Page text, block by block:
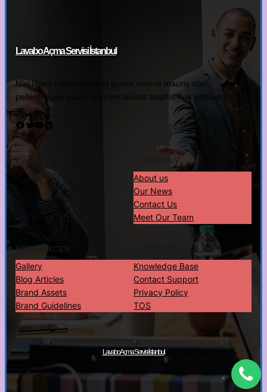
Lavabo Açma Servisi İstanbul
Nisl libero ullamcorper id ipsum viverra mauris non
pellentesque placerat lorem lacinia sagittis non pretium.
Facebook Twitter YouTube LinkedIn
PRODUCTS
COMPANY
About us
Our News
Contact Us
Meet Our Team
RESOURCES
Gallery
Blog Articles
Brand Assets
Brand Guidelines
Knowledge Base
Contact Support
Privacy Policy
TOS
Lavabo Açma Servisi İstanbul· All rights reserved